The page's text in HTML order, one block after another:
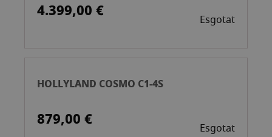
4.399,00 € Esgotat
HOLLYLAND COSMO C1-4S
879,00 € Esgotat